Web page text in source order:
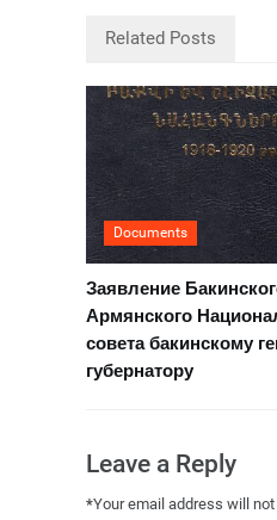
Related Posts
Documents
Заявление
Армянского
совета бакинскому
губернатору
Leave a Reply
Your email address will
*